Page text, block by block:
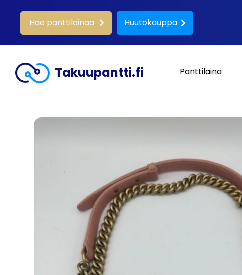
Hae panttilainaa Huutokauppa
Takuupantti.fi Panttilaina